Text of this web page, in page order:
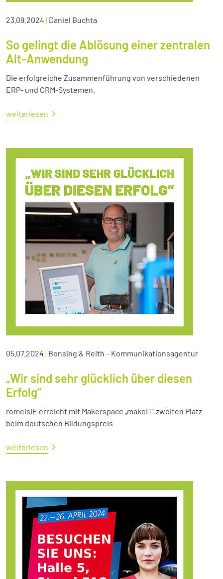
23.09.2024 | Daniel Buchta
So gelingt die Ablösung einer zentralen
Alt-Anwendung
Die erfolgreiche Zusammenführung von verschiedenen
ERP- und CRM-Systemen.
weiterlesen
05.07.2024 | Bensing & Reith – Kommunikationsagentur
„Wir sind sehr glücklich über diesen
Erfolg“
romeisIE erreicht mit Makerspace „makeIT“ zweiten Platz
beim deutschen Bildungspreis
weiterlesen